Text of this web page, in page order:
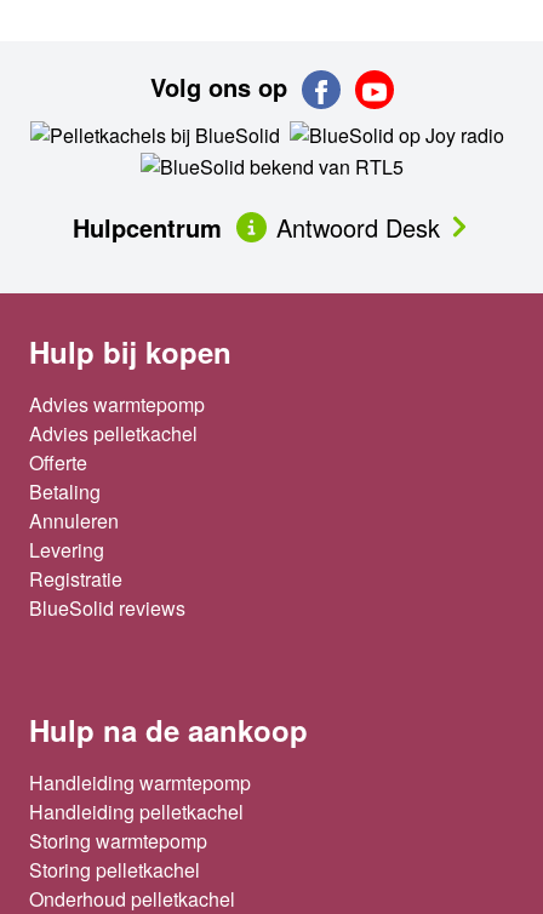
Volg ons op
Hulpcentrum Antwoord Desk
Hulp bij kopen
Advies warmtepomp
Advies pelletkachel
Offerte
Betaling
Annuleren
Levering
Registratie
BlueSolid reviews
Hulp na de aankoop
Handleiding warmtepomp
Handleiding pelletkachel
Storing warmtepomp
Storing pelletkachel
Onderhoud pelletkachel